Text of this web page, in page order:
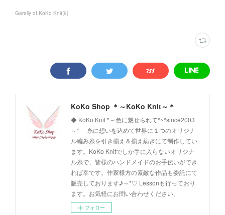
Garelly of KoKo Knit(9)
KoKo Shop ＊～KoKo Knit～＊
◆ KoKo Knit *～色に魅せられて*~*since2003
～* 糸に想いを込めて世界に１つのオリジナ
ル編み糸を引き揃え＆揃え紡ぎにて制作してい
ます。KoKo Knitでしか手に入らないオリジナ
ル糸で、皆様のハンドメイドのお手伝いができ
れば幸です。作家様方の素敵な作品も委託にて
販売しております♪～*♡ Lessonも行っており
ます。お気軽にお問い合わせください。
フォロー